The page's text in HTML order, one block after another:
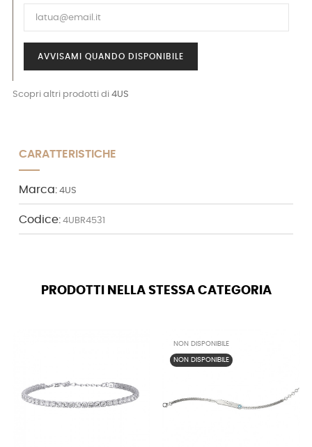
AVVISAMI QUANDO DISPONIBILE
Scopri altri prodotti di 4US
CARATTERISTICHE
Marca: 4US
Codice: 4UBR4531
PRODOTTI NELLA STESSA CATEGORIA
NON DISPONIBILE
NON DISPONIBILE